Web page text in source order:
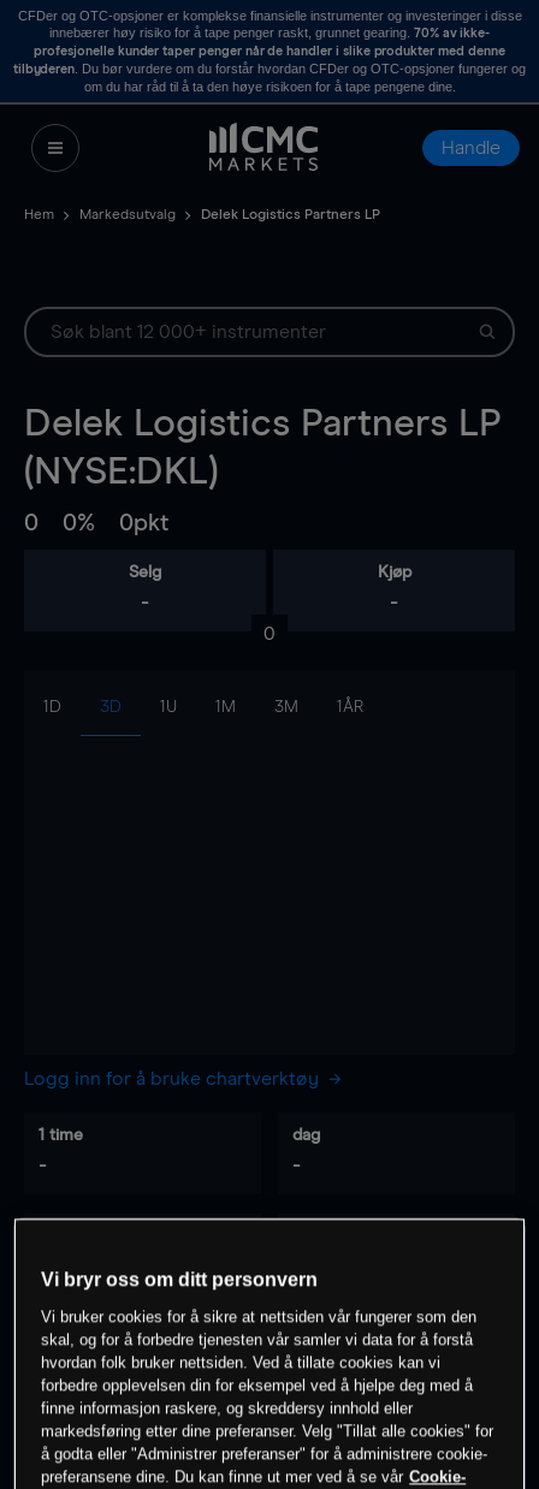
CFDer og OTC-opsjoner er komplekse finansielle instrumenter og investeringer i disse
innebærer høy risiko for å tape penger raskt, grunnet gearing. 70% av ikke-
profesjonelle kunder taper penger når de handler i slike produkter med denne
tilbyderen . Du bør vurdere om du forstår hvordan CFDer og OTC-opsjoner fungerer og
om du har råd til å ta den høye risikoen for å tape pengene dine.
Handle
Hem Markedsutvalg Delek Logistics Partners LP
Delek Logistics Partners LP
(NYSE:DKL)
0 0% 0pkt
Selg
-
Kjøp
-
0
1D 3D 1U 1M 3M 1ÅR
Logg inn for å bruke chartverktøy
1 time
-
dag
-
-
0% av kunder erpå dette instrumentet
Søk om konto
Vi bryr oss om ditt personvern
Vi bruker cookies for å sikre at nettsiden vår fungerer som den
skal, og for å forbedre tjenesten vår samler vi data for å forstå
hvordan folk bruker nettsiden. Ved å tillate cookies kan vi
forbedre opplevelsen din for eksempel ved å hjelpe deg med å
finne informasjon raskere, og skreddersy innhold eller
markedsføring etter dine preferanser. Velg "Tillat alle cookies" for
å godta eller "Administrer preferanser" for å administrere cookie-
preferansene dine. Du kan finne ut mer ved å se vår Cookie-